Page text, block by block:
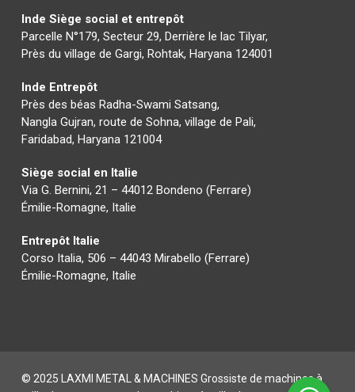
Inde Siège social et entrepôt
Parcelle N°179, Secteur 29, Derrière le lac Tilyar,
Près du village de Gargi, Rohtak, Haryana 124001
Inde Entrepôt
Près des béas Radha-Swami Satsang,
Nangla Gujran, route de Sohna, village de Pali,
Faridabad, Haryana 121004
Siège social en Italie
Via G. Bernini, 21 – 44012 Bondeno (Ferrare)
Émilie-Romagne, Italie
Entrepôt Italie
Corso Italia, 506 – 44043 Mirabello (Ferrare)
Émilie-Romagne, Italie
© 2025 LAXMI METAL & MACHINES Grossiste de machines à